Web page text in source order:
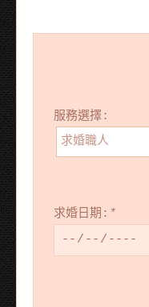
服務選擇:
求婚日期: *